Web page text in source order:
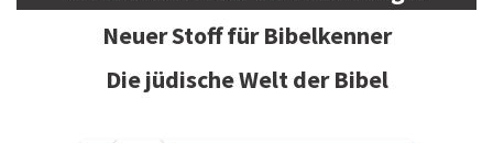
Neuer Stoff für Bibelkenner
Die jüdische Welt der Bibel